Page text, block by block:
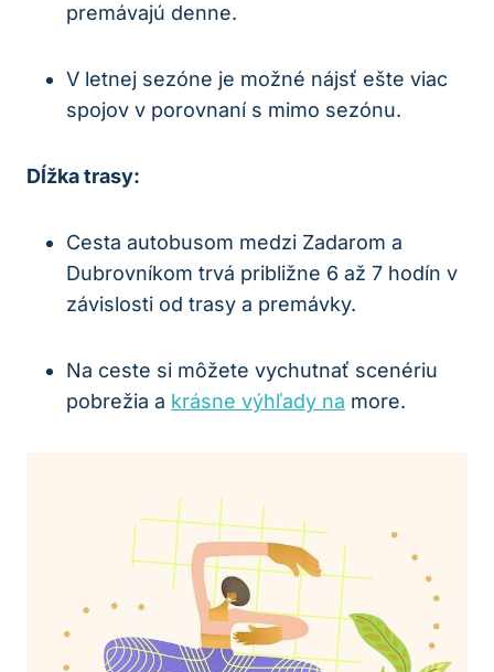
premávajú denne.
V letnej sezóne je možné nájsť ešte viac
spojov v porovnaní s mimo sezónu.
Dĺžka trasy:
Cesta autobusom medzi Zadarom a
Dubrovníkom trvá približne 6 až 7 hodín v
závislosti od trasy a premávky.
Na ceste si môžete vychutnať scenériu
pobrežia a krásne výhľady na more.